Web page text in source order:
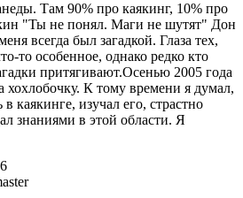
Там 90% про каякинг, 10% про
"Ты не понял. Маги не шутят" Дон
всегда был загадкой. Глаза тех,
то особенное, однако редко кто
притягивают.Осенью 2005 года
хохлобочку. К тому времени я думал,
каякинге, изучал его, страстно
знаниями в этой области. Я